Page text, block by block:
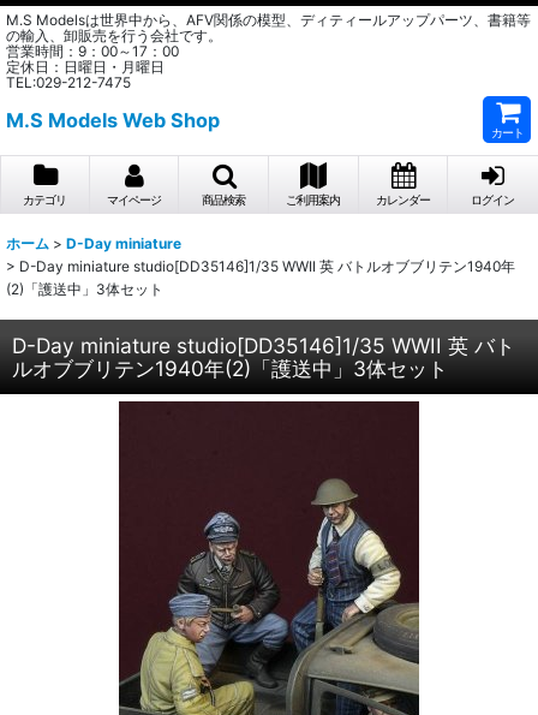
M.S Modelsは世界中から、AFV関係の模型、ディティールアップパーツ、書籍等
の輸入、卸販売を行う会社です。
営業時間：9：00～17：00
定休日：日曜日・月曜日
TEL:029-212-7475
M.S Models Web Shop
カート
カテゴリ マイページ 商品検索 ご利用案内 カレンダー ログイン
ホーム > D-Day miniature
> D-Day miniature studio[DD35146]1/35 WWII 英 バトルオブブリテン1940年
(2)「護送中」3体セット
D-Day miniature studio[DD35146]1/35 WWII 英 バト
ルオブブリテン1940年(2)「護送中」3体セット